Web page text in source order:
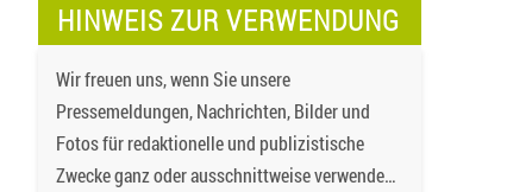
HINWEIS ZUR VERWENDUNG
Wir freuen uns, wenn Sie unsere
Pressemeldungen, Nachrichten, Bilder und
Fotos für redaktionelle und publizistische
Zwecke ganz oder ausschnittweise verwenden,